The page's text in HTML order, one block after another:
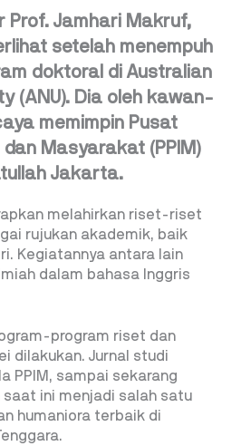
Prof. Jamhari Makruf,
setelah menempuh
doktoral di Australian
(ANU). Dia oleh kawan-
memimpin Pusat
Masyarakat (PPIM)
Jakarta.
melahirkan riset-riset
rujukan akademik, baik
Kegiatannya antara lain
dalam bahasa Inggris
program riset dan
dilakukan. Jurnal studi
PPIM, sampai sekarang
saat ini menjadi salah satu
humaniora terbaik di